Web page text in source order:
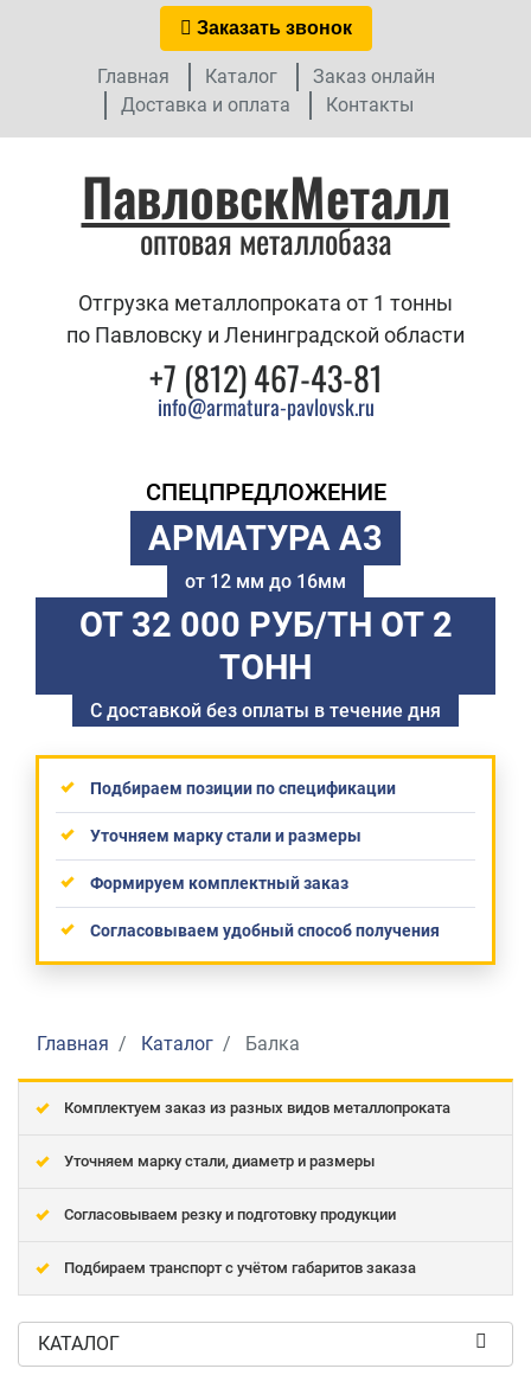
Заказать звонок
Главная Каталог
Заказ онлайн
Доставка и оплата
Контакты
ПавловскМеталл
оптовая металлобаза
Отгрузка металлопроката от 1 тонны
по Павловску и Ленинградской области
+7 (812) 467-43-81
info@armatura-pavlovsk.ru
СПЕЦПРЕДЛОЖЕНИЕ
АРМАТУРА А3
от 12 мм до 16мм
ОТ 32 000 РУБ/ТН ОТ 2
ТОНН
С доставкой без оплаты в течение дня
Подбираем позиции по спецификации
Уточняем марку стали и размеры
Формируем комплектный заказ
Согласовываем удобный способ получения
Главная Каталог Балка
Комплектуем заказ из разных видов металлопроката
Уточняем марку стали, диаметр и размеры
Согласовываем резку и подготовку продукции
Подбираем транспорт с учётом габаритов заказа
КАТАЛОГ